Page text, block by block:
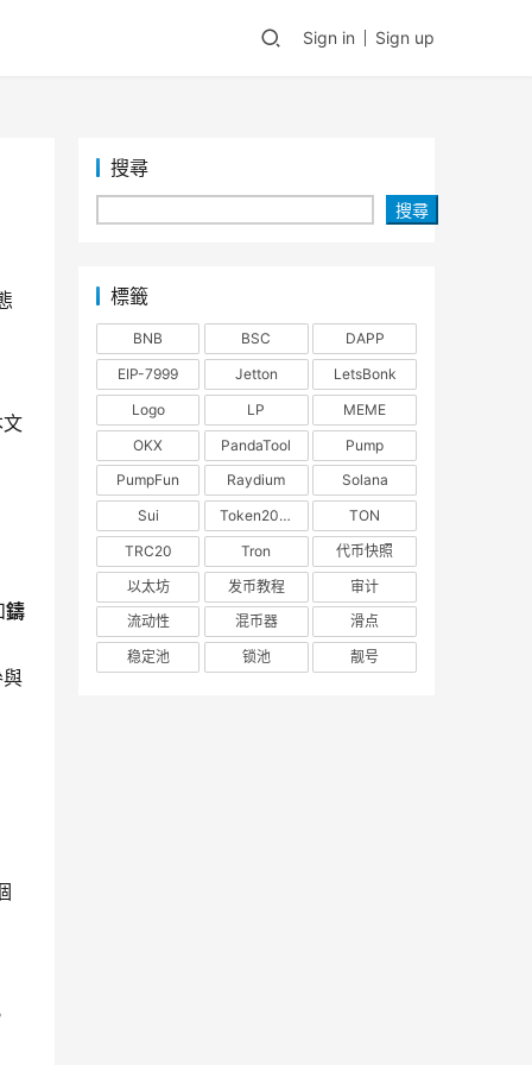
Sign in Sign up
鑄
搜尋
搜尋
標籤
BNB BSC
DAPP
EIP-7999
Jetton
LetsBonk
Logo
LP
MEME
OKX
PandaTool
Pump
PumpFun
Raydium
Solana
Sui
Token2022
TON
TRC20
Tron
代币快照
以太坊
发币教程
审计
流动性
混币器
滑点
稳定池
锁池 靓号